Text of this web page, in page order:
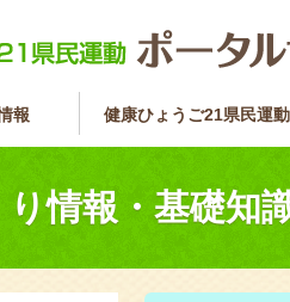
報 健康ひょうご21県民運動
情報・基礎知